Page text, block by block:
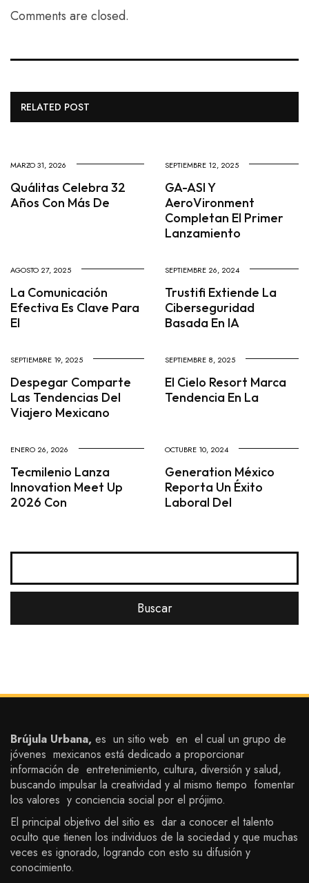
Comments are closed.
RELATED POST
MARZO 31, 2026
Quálitas Celebra 32
Años Con Más De
SEPTIEMBRE 12, 2025
GA-ASI Y
AeroVironment
Completan El Primer
Lanzamiento
AGOSTO 27, 2025
La Comunicación
Efectiva Es Clave Para
El
SEPTIEMBRE 26, 2024
Trustifi Extiende La
Ciberseguridad
Basada En IA
SEPTIEMBRE 19, 2025
Despegar Comparte
Las Tendencias Del
Viajero Mexicano
SEPTIEMBRE 8, 2025
El Cielo Resort Marca
Tendencia En La
ENERO 26, 2026
Tecmilenio Lanza
Innovation Meet Up
2026 Con
OCTUBRE 10, 2024
Generation México
Reporta Un Éxito
Laboral Del
Brújula Urbana, es un sitio web en el cual un grupo de
jóvenes mexicanos está dedicado a proporcionar
información de entretenimiento, cultura, diversión y salud,
buscando impulsar la creatividad y al mismo tiempo fomentar
los valores y conciencia social por el prójimo.
El principal objetivo del sitio es dar a conocer el talento
oculto que tienen los individuos de la sociedad y que muchas
veces es ignorado, logrando con esto su difusión y
conocimiento.